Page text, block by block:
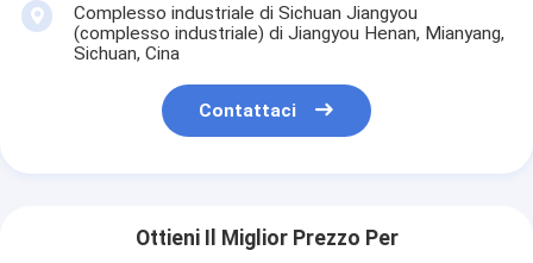
Complesso industriale di Sichuan Jiangyou
(complesso industriale) di Jiangyou Henan, Mianyang,
Sichuan, Cina
Contattaci
Ottieni Il Miglior Prezzo Per